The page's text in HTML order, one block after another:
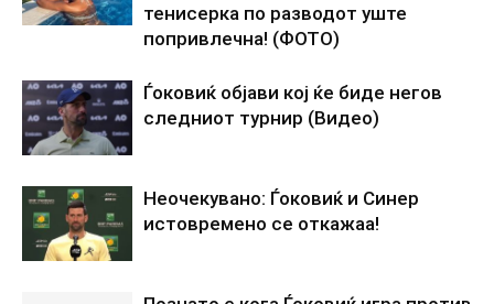
тенисерка по разводот уште
попривлечна! (ФОТО)
Ѓоковиќ објави кој ќе биде негов
следниот турнир (Видео)
Неочекувано: Ѓоковиќ и Синер
истовремено се откажаа!